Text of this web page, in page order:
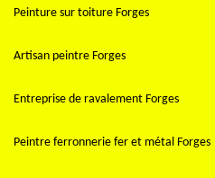
Peinture sur toiture Forges
Artisan peintre Forges
Entreprise de ravalement Forges
Peintre ferronnerie fer et métal Forges